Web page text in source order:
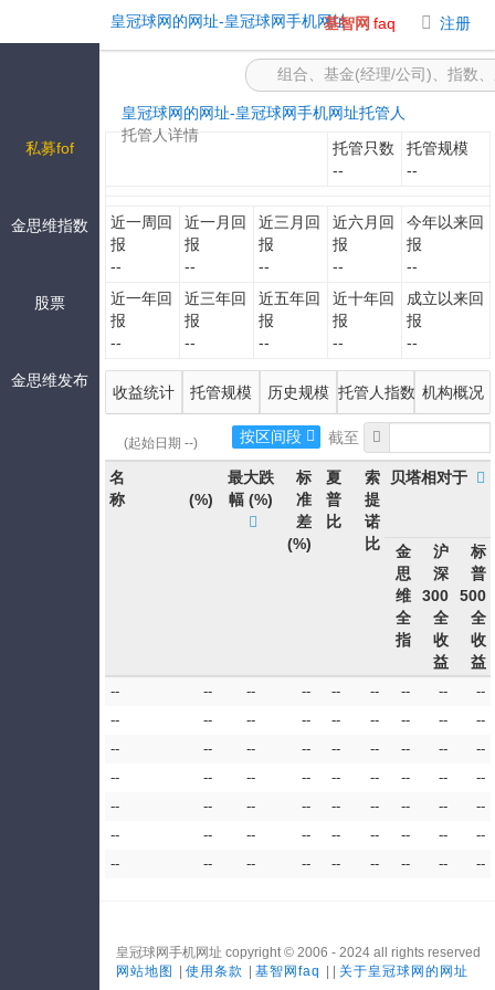
-皇冠球网的网址
私募fof
金思维指数
股票
金思维发布
皇冠球网的网址-皇冠球网手机网址基智网 faq 注册
皇冠球网的网址-皇冠球网手机网址托管人
托管人详情
托管只数
--
托管规模
--
近一周回
报
--
近一月回
报
--
近三月回
报
--
近六月回
报
--
今年以来回
报
--
近一年回
报
--
近三年回
报
--
近五年回
报
--
近十年回
报
--
成立以来回
报
--
收益统计 托管规模 历史规模 托管人指数 机构概况
(起始日期 --) 按区间段
名
称
(%)
最大跌
幅(%)
标
准
差
(%)
夏
普
比
索
提
诺
比
贝塔相对于
金
思
维
全
指
沪
深
300
全
收
益
标
普
500
全
收
益
-- -- -- -- -- -- -- --
--
--
-- -- -- -- -- -- --
--
--
-- -- -- -- -- -- --
--
--
-- -- -- -- -- -- --
--
--
-- -- -- -- -- -- --
--
--
-- -- -- -- -- -- --
--
--
-- -- -- -- -- -- -- --
皇冠球网手机网址 copyright © 2006 - 2024 all rights reserved
网站地图
使用条款 基智网faq 关于皇冠球网的网址